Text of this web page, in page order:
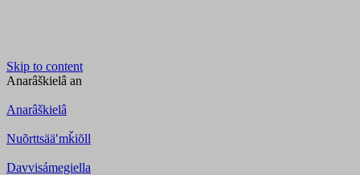
Skip to content
Anarâškielâ an
Anarâškielâ
Nuõrttsääʹmǩiõll
Davvisámegiella